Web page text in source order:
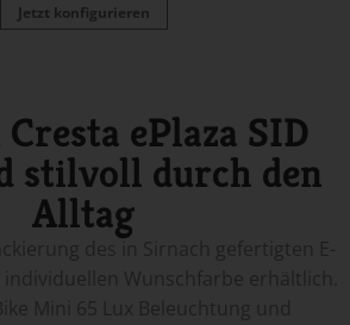
Jetzt konfigurieren
ePlaza SID
stilvoll durch den
Alltag